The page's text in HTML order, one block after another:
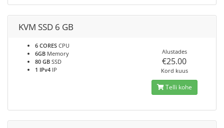
KVM SSD 6 GB
6 CORES CPU
6GB Memory
80 GB SSD
1 IPv4 IP
Alustades
€25.00
Kord kuus
Telli kohe